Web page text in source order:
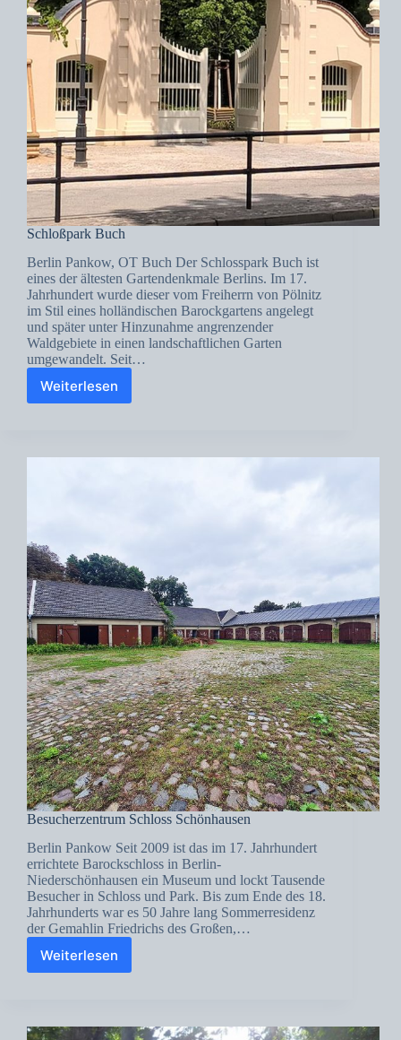
Schloßpark Buch
Berlin Pankow, OT Buch Der Schlosspark Buch ist
eines der ältesten Gartendenkmale Berlins. Im 17.
Jahrhundert wurde dieser vom Freiherrn von Pölnitz
im Stil eines holländischen Barockgartens angelegt
und später unter Hinzunahme angrenzender
Waldgebiete in einen landschaftlichen Garten
umgewandelt. Seit…
Weiterlesen
Schloßpark
Besucherzentrum Schloss Schönhausen
Berlin Pankow Seit 2009 ist das im 17. Jahrhundert
errichtete Barockschloss in Berlin-
Niederschönhausen ein Museum und lockt Tausende
Besucher in Schloss und Park. Bis zum Ende des 18.
Jahrhunderts war es 50 Jahre lang Sommerresidenz
der Gemahlin Friedrichs des Großen,…
WeiterlesenBesucherzentrum